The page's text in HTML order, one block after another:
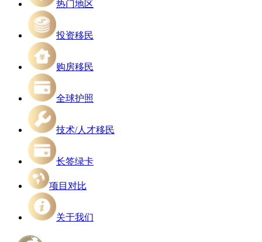
热门地区
投资移民
购房移民
全球护照
技术/人才移民
长签绿卡
项目对比
关于我们